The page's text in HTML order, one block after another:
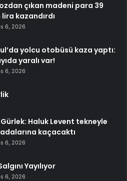
çıkan madeni para 39
kazandırdı
6, 2026
yolcu otobüsü kaza yaptı:
yaralı var!
6, 2026
Haluk Levent tekneyle
kaçacaktı
6, 2026
Yayılıyor
6, 2026